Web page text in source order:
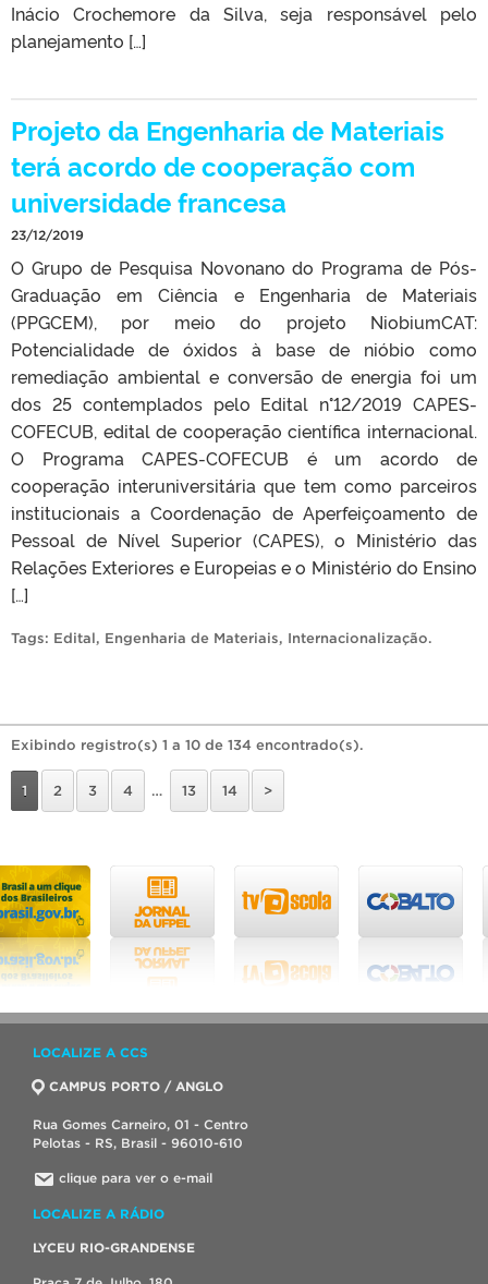
Inácio Crochemore da Silva, seja responsável pelo
planejamento […]
Projeto da Engenharia de Materiais
terá acordo de cooperação com
universidade francesa
23/12/2019
O Grupo de Pesquisa Novonano do Programa de Pós-
Graduação em Ciência e Engenharia de Materiais
(PPGCEM), por meio do projeto NiobiumCAT:
Potencialidade de óxidos à base de nióbio como
remediação ambiental e conversão de energia foi um
dos 25 contemplados pelo Edital n°12/2019 CAPES-
COFECUB, edital de cooperação científica internacional.
O Programa CAPES-COFECUB é um acordo de
cooperação interuniversitária que tem como parceiros
institucionais a Coordenação de Aperfeiçoamento de
Pessoal de Nível Superior (CAPES), o Ministério das
Relações Exteriores e Europeias e o Ministério do Ensino
[…]
Tags: Edital, Engenharia de Materiais, Internacionalização.
Exibindo registro(s) 1 a 10 de 134 encontrado(s).
1 2 3 4 … 13 14 >
LOCALIZE A CCS
CAMPUS PORTO / ANGLO
Rua Gomes Carneiro, 01 - Centro
Pelotas - RS, Brasil - 96010-610
clique para ver o e-mail
LOCALIZE A RÁDIO
LYCEU RIO-GRANDENSE